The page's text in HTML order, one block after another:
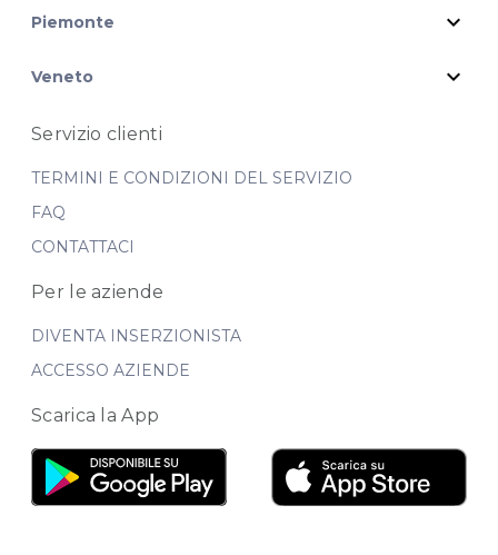
Piemonte expand_more
Veneto expand_more
Servizio clienti
TERMINI E CONDIZIONI DEL SERVIZIO
FAQ
CONTATTACI
Per le aziende
DIVENTA INSERZIONISTA
ACCESSO AZIENDE
Scarica la App